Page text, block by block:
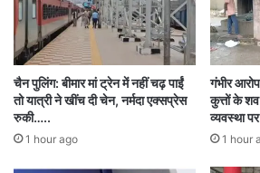
एक युवक घायल छत्तीसगढ़
पेट्रोल बम बीजेपी विधायक
चैन पुलिंग: बीमार मां ट्रेन में नहीं चढ़ पाईं
तो यात्री ने खींच दी चेन, नर्मदा एक्सप्रेस
रुकी…..
1 hour ago
गंभीर
कुत्तों के
व्यवस्था
1 hour